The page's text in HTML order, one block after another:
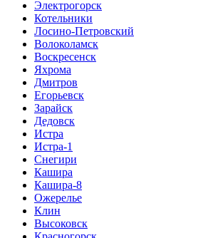
Электрогорск
Котельники
Лосино-Петровский
Волоколамск
Воскресенск
Яхрома
Дмитров
Егорьевск
Зарайск
Дедовск
Истра
Истра-1
Снегири
Кашира
Кашира-8
Ожерелье
Клин
Высоковск